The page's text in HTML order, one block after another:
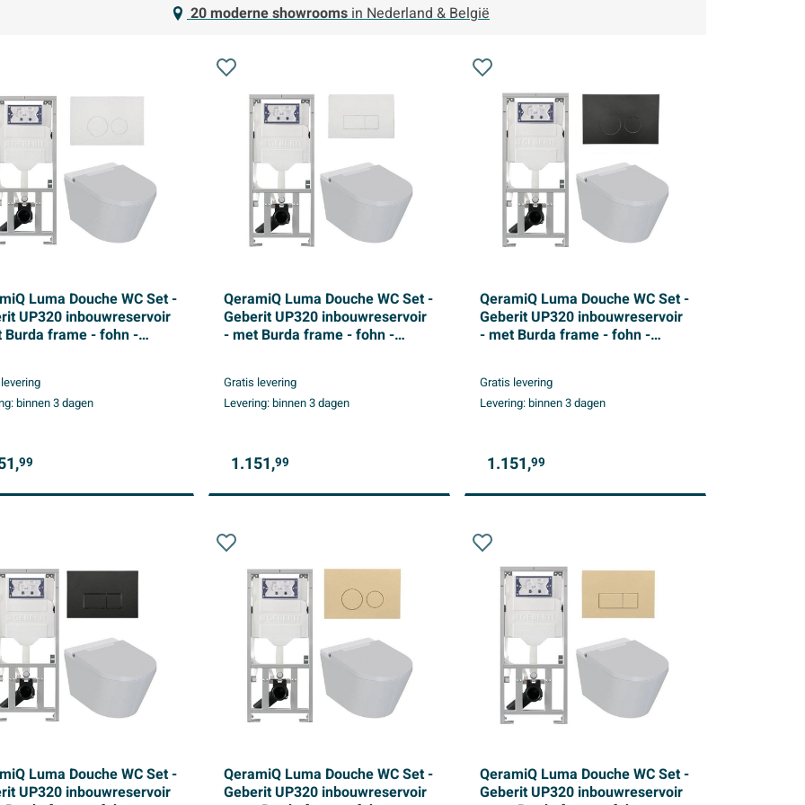
Luma Douche WC Set -
UP320 inbouwreservoir
Burda frame - fohn -
knoppen - glans wit
binnen 3 dagen
99
QeramiQ Luma Douche WC Set -
Geberit UP320 inbouwreservoir
- met Burda frame - fohn -
rechthoekige knoppen - glans
wit
Gratis levering
Levering:binnen 3 dagen
1.151,99
QeramiQ Luma Douche WC Set -
Geberit UP320 inbouwreservoir
- met Burda frame - fohn -
ronde knoppen - glans wit
Gratis levering
Levering:binnen 3 dagen
1.151,99
Luma Douche WC Set -
UP320 inbouwreservoir
QeramiQ Luma Douche WC Set -
Geberit UP320 inbouwreservoir
QeramiQ Luma Douche WC Set -
Geberit UP320 inbouwreservoir
20 moderne showroomsin Nederland & België